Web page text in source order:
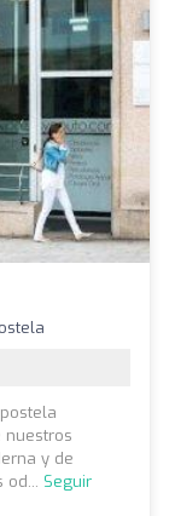
y de
od... Seguir